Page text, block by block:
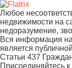
Любое
недвижимости на
недоразумение,
Вся информация
является
Статьи 437
Присоединяйтесь